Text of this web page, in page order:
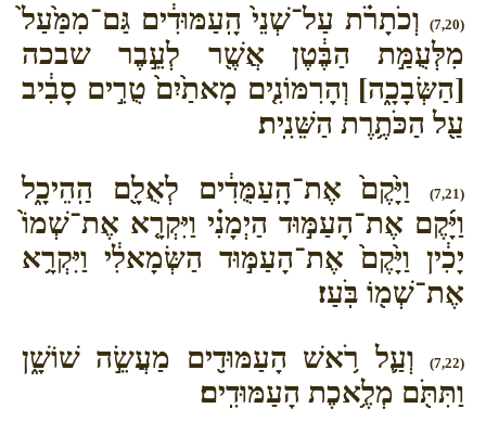
(7,20)
וְכֹתָרֹ֗ת עַל־שְׁנֵי֙ הָֽעַמּוּדִ֔ים גַּם־מִמַּ֙עַל֙
מִלְּעֻמַּ֣ת הַבֶּ֔טֶן אֲשֶׁ֖ר לְעֵ֣בֶר שבכה
[הַשְּׂבָכָ֑ה] וְהָרִמּוֹנִ֤ים מָאתַ֙יִם֙ טֻרִ֣ים סָבִ֔יב
עַ֖ל הַכֹּתֶ֥רֶת הַשֵּׁנִֽית׃
(7,21)
וַיָּ֙קֶם֙ אֶת־הָֽעַמֻּדִ֔ים לְאֻלָ֖ם הַֽהֵיכָ֑ל
וַיָּ֜קֶם אֶת־הָעַמּ֣וּד הַיְמָנִ֗י וַיִּקְרָ֤א אֶת־שְׁמוֹ֙
יָכִ֔ין וַיָּ֙קֶם֙ אֶת־הָעַמּ֣וּד הַשְּׂמָאלִ֔י וַיִּקְרָ֥א
אֶת־שְׁמ֖וֹ בֹּֽעַז׃
(7,22)
וְעַ֛ל רֹ֥אשׁ הָעַמּוּדִ֖ים מַעֲשֵׂ֣ה שׁוֹשָׁ֑ן
וַתִּתֹּ֖ם מְלֶ֥אכֶת הָעַמּוּדִֽים׃